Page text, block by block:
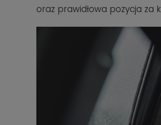
oraz prawidłowa pozycja za